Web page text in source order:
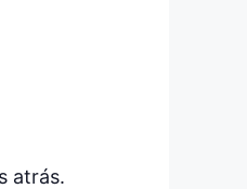
atrás.